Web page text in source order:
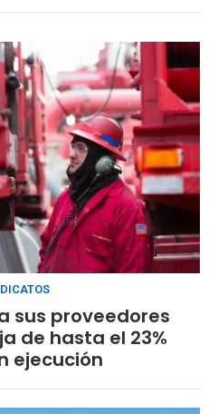
sus proveedores
de hasta el 23%
ejecución